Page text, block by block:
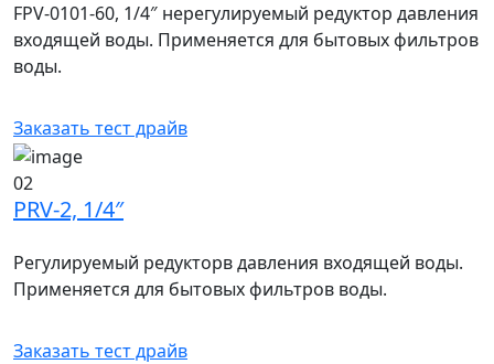
FPV-0101-60, 1/4″ нерегулируемый редуктор давления
входящей воды. Применяется для бытовых фильтров
воды.
Заказать тест драйв
02
PRV-2, 1/4″
Регулируемый редукторв давления входящей воды.
Применяется для бытовых фильтров воды.
Заказать тест драйв